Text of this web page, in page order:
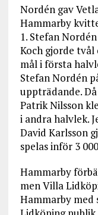
Nordén gav
Hammarby
1. Stefan
Koch gjorde tvål
mål i första
Stefan Nordén
uppträdande.
Patrik Nilsson
i andra halvlek.
David Karlsson
spelas inför 3
Hammarby
men Villa
Hammarby